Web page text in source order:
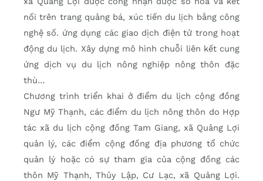
nối trên trang quảng bá, xúc tiến du lịch bằng công
nghệ số. ứng dụng các giao dịch điện tử trong hoạt
động du lịch. Xây dựng mô hình chuỗi liên kết cung
ứng dịch vụ du lịch nông nghiệp nông thôn đặc
thù…
Chương trình triển khai ở điểm du lịch cộng đồng
Ngư Mỹ Thạnh, các điểm du lịch nông thôn do Hợp
tác xã du lịch cộng đồng Tam Giang, xã Quảng Lợi
quản lý, các điểm cộng đồng địa phương tổ chức
quản lý hoặc có sự tham gia của cộng đồng các
thôn Mỹ Thạnh, Thủy Lập, Cư Lạc, xã Quảng Lợi.